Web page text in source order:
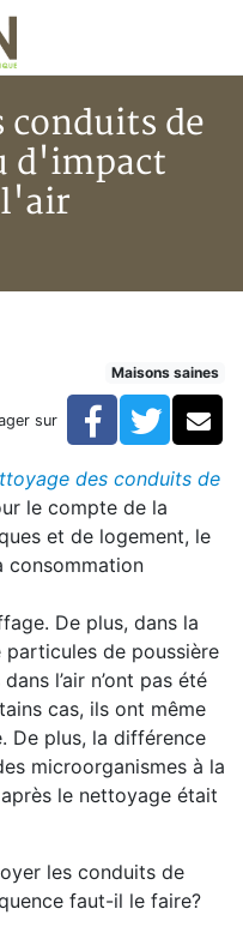
conduits de
d'impact
l'air
de ventilation a peu
conduits
Maisons saines
sur Facebook
des conduits de
le compte de la
et de logement, le
consommation
De plus, dans la
de poussière
l’air n’ont pas été
cas, ils ont même
De plus, la différence
microorganismes à la
le nettoyage était
les conduits de
faut-il le faire?